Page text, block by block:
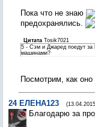
Пока что не знаю
предохранялись.
Цитата Tosik7021
5 - Сэм и Джаред поедут за
машинами?
Посмотрим, как
24 ЕЛЕНА123
Благодарю за